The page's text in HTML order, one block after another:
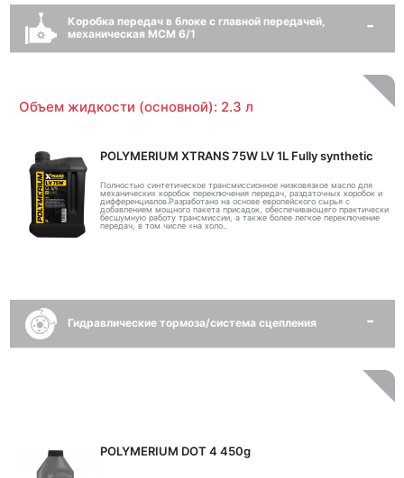
Коробка передач в блоке с главной передачей,
механическая MCM 6/1
Объем жидкости (основной): 2.3 л
POLYMERIUM XTRANS 75W LV 1L Fully synthetic
Полностью синтетическое трансмиссионное низковязкое масло для
механических коробок переключения передач, раздаточных коробок и
дифференциалов.Разработано на основе европейского сырья с
добавлением мощного пакета присадок, обеспечивающего практически
бесшумную работу трансмиссии, а также более легкое переключение
передач, в том числе «на холо..
Гидравлические тормоза/система сцепления
POLYMERIUM DOT 4 450g